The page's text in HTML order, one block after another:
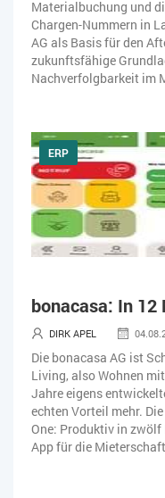
Materialbuchung und
Chargen-Nummern in
AG als Basis für den
zukunftsfähige
Nachverfolgbarkeit im
ERP
bonacasa: In 12
DIRK APEL
Die bonacasa AG ist
Living, also Wohnen
Jahre eigens
echten Vorteil mehr.
One: Produktiv in
App für die